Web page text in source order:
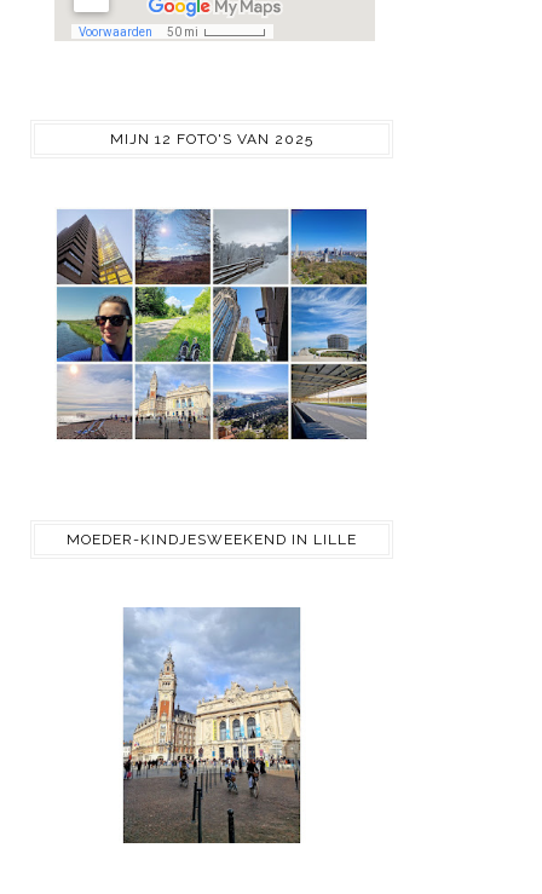
MIJN 12 FOTO'S VAN 2025
MOEDER-KINDJESWEEKEND IN LILLE